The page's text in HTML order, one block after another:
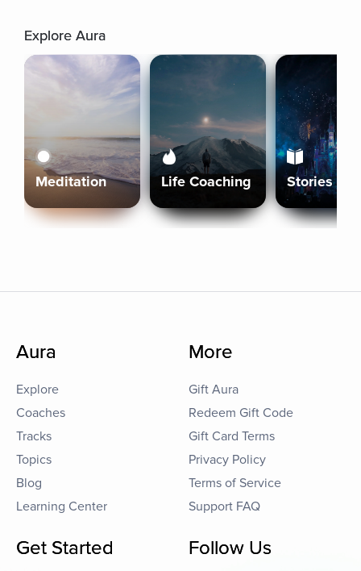
Explore Aura
Meditation Life Coaching Stories
Aura
Explore
Coaches
Tracks
Topics
Blog
Learning Center
More
Gift Aura
Redeem Gift Code
Gift Card Terms
Privacy Policy
Terms of Service
Support FAQ
Get Started Follow Us